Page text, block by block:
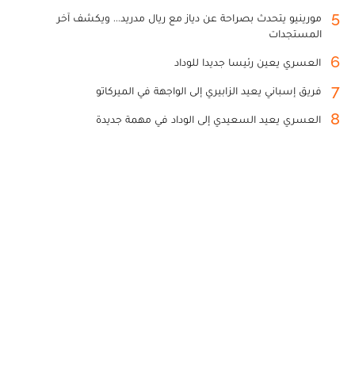
5
مورينيو يتحدث بصراحة عن دياز مع ريال مدريد... ويكشف آخر
المستجدات
6 العسري يعين رئيسا جديدا للوداد
7 فريق إسباني يعيد الزابيري إلى الواجهة في الميركاتو
8 العسري يعيد السعيدي إلى الوداد في مهمة جديدة